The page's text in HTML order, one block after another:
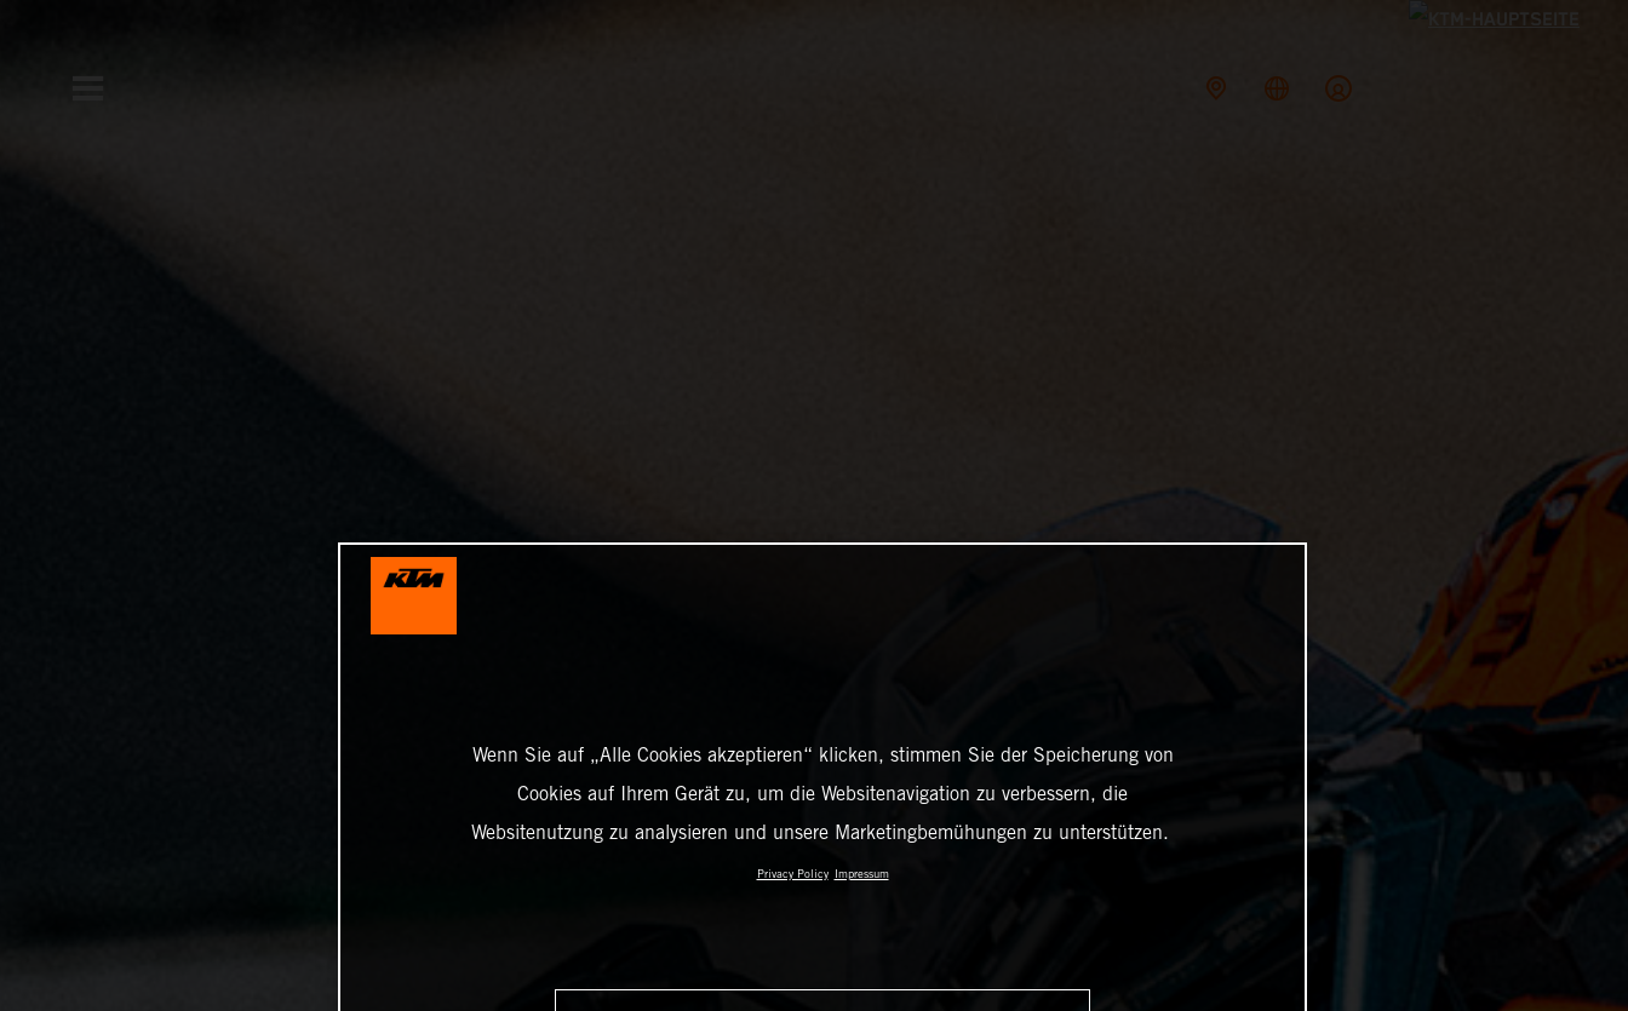
Wenn Sie auf „Alle Cookies akzeptieren“ klicken, stimmen Sie der Speicherung von
Cookies auf Ihrem Gerät zu, um die Websitenavigation zu verbessern, die
Websitenutzung zu analysieren und unsere Marketingbemühungen zu unterstützen.
Privacy Policy Impressum